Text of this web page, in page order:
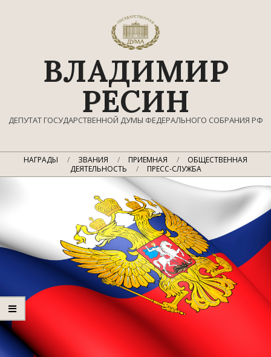
ВЛАДИМИР
РЕСИН
ДЕПУТАТ ГОСУДАРСТВЕННОЙ ДУМЫ ФЕДЕРАЛЬНОГО СОБРАНИЯ РФ
Главное
НАГРАДЫ ЗВАНИЯ ПРИЕМНАЯ
ОБЩЕСТВЕННАЯ
ДЕЯТЕЛЬНОСТЬ
ПРЕСС-СЛУЖБА